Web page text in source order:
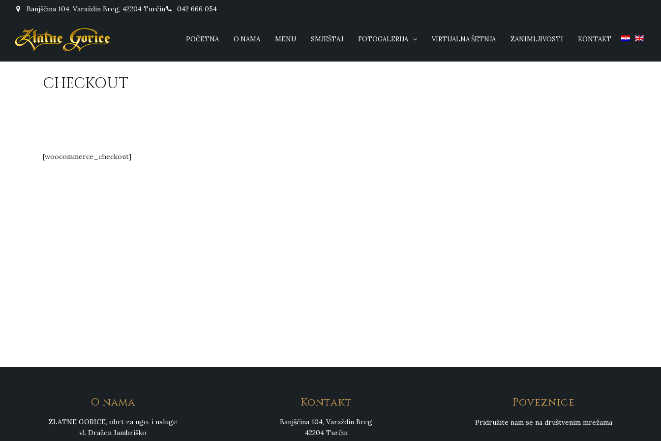
Banjščina 104, Varaždin Breg, 42204 Turčin 042 666 054
POČETNA O NAMA MENU SMJEŠTAJ FOTOGALERIJA VIRTUALNA ŠETNJA ZANIMLJIVOSTI KONTAKT
CHECKOUT
[woocommerce_checkout]
O nama
ZLATNE GORICE, obrt za ugo. i usluge
vl. Dražen Jambriško
Kontakt
Banjščina 104, Varaždin Breg
42204 Turčin
Poveznice
Pridružite nam se na društvenim mrežama